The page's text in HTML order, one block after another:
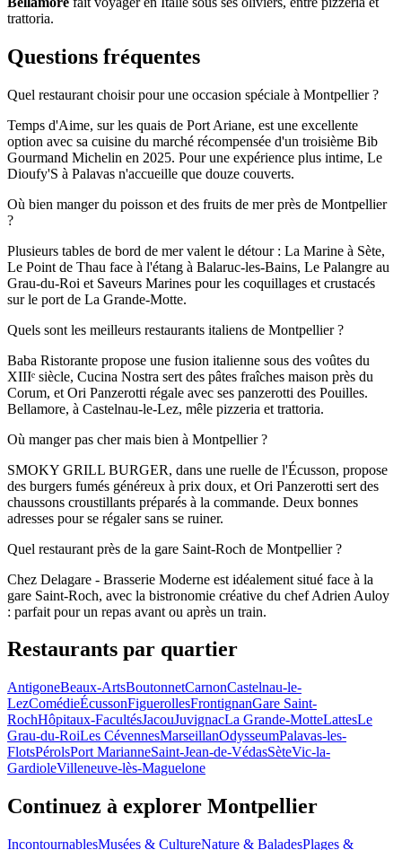
trattoria.
Questions fréquentes
Quel restaurant choisir pour une occasion spéciale à Montpellier ?
Temps d'Aime, sur les quais de Port Ariane, est une excellente
option avec sa cuisine du marché récompensée d'un troisième Bib
Gourmand Michelin en 2025. Pour une expérience plus intime, Le
Dioufy'S à Palavas n'accueille que douze couverts.
Où bien manger du poisson et des fruits de mer près de Montpellier
?
Plusieurs tables de bord de mer valent le détour : La Marine à Sète,
Le Point de Thau face à l'étang à Balaruc-les-Bains, Le Palangre au
Grau-du-Roi et Saveurs Marines pour les coquillages et crustacés
sur le port de La Grande-Motte.
Quels sont les meilleurs restaurants italiens de Montpellier ?
Baba Ristorante propose une fusion italienne sous des voûtes du
XIIIᵉ siècle, Cucina Nostra sert des pâtes fraîches maison près du
Corum, et Ori Panzerotti régale avec ses panzerotti des Pouilles.
Bellamore, à Castelnau-le-Lez, mêle pizzeria et trattoria.
Où manger pas cher mais bien à Montpellier ?
SMOKY GRILL BURGER, dans une ruelle de l'Écusson, propose
des burgers fumés généreux à prix doux, et Ori Panzerotti sert des
chaussons croustillants préparés à la commande. Deux bonnes
adresses pour se régaler sans se ruiner.
Quel restaurant près de la gare Saint-Roch de Montpellier ?
Chez Delagare - Brasserie Moderne est idéalement situé face à la
gare Saint-Roch, avec la bistronomie créative du chef Adrien Auloy
: parfait pour un repas avant ou après un train.
Restaurants par quartier
AntigoneBeaux-ArtsBoutonnetCarnonCastelnau-le-
LezComédieÉcussonFiguerollesFrontignanGare Saint-
RochHôpitaux-FacultésJacouJuvignacLa Grande-MotteLattesLe
Grau-du-RoiLes CévennesMarseillanOdysseumPalavas-les-
FlotsPérolsPort MarianneSaint-Jean-de-VédasSèteVic-la-
GardioleVilleneuve-lès-Maguelone
Continuez à explorer Montpellier
IncontournablesMusées & CultureNature & BaladesPlages &